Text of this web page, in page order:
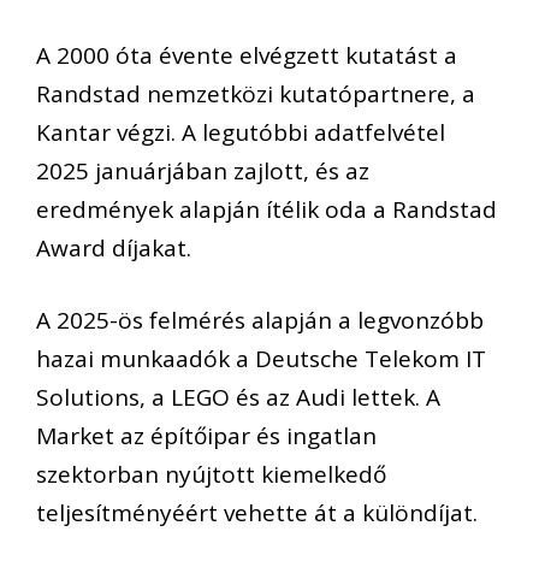
A 2000 óta évente elvégzett kutatást a
Randstad nemzetközi kutatópartnere, a
Kantar végzi. A legutóbbi adatfelvétel
2025 januárjában zajlott, és az
eredmények alapján ítélik oda a Randstad
Award díjakat.
A 2025-ös felmérés alapján a legvonzóbb
hazai munkaadók a Deutsche Telekom IT
Solutions, a LEGO és az Audi lettek. A
Market az építőipar és ingatlan
szektorban nyújtott kiemelkedő
teljesítményéért vehette át a különdíjat.